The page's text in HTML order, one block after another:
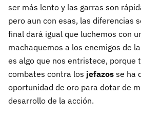
ser más lento y las garras son
pero aun con esas, las diferencias
final dará igual que luchemos con
machaquemos a los enemigos de
es algo que nos entristece, porque
combates contra los jefazos se ha
oportunidad de oro para dotar de
desarrollo de la acción.